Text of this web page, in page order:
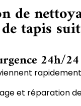
de
tapis
24h/24
et réparation